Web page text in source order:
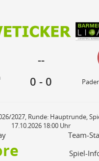
--
0 - 0
2027, Runde: Hauptrunde,
17.10.2026 18:00 Uhr
Team-
Spiel-